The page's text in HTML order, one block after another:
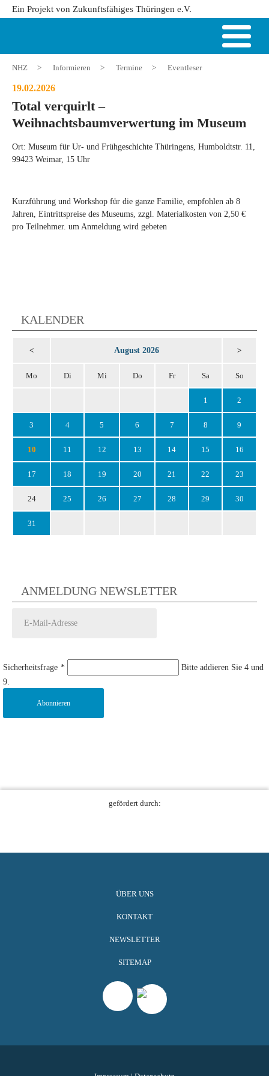
Ein Projekt von Zukunftsfähiges Thüringen e.V.
NHZ > Informieren > Termine > Eventleser
19.02.2026
Total verquirlt ‒
Weihnachtsbaumverwertung im Museum
Ort: Museum für Ur- und Frühgeschichte Thüringens, Humboldtstr. 11,
99423 Weimar, 15 Uhr
Kurzführung und Workshop für die ganze Familie, empfohlen ab 8
Jahren, Eintrittspreise des Museums, zzgl. Materialkosten von 2,50 €
pro Teilnehmer. um Anmeldung wird gebeten
KALENDER
< August 2026 >
Mo Di Mi Do Fr Sa So
1 2
3 4 5 6 7 8 9
10 11 12 13 14 15 16
17 18 19 20 21 22 23
24 25 26 27 28 29 30
31
ANMELDUNG NEWSLETTER
Sicherheitsfrage *
Bitte addieren Sie 4 und
9.
Abonnieren
gefördert durch:
ÜBER UNS
KONTAKT
NEWSLETTER
SITEMAP